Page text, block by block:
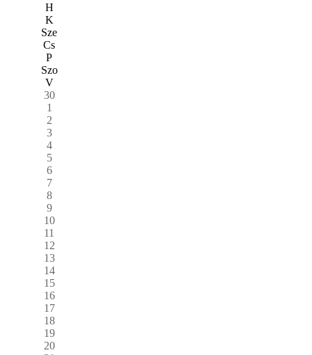
H
K
Sze
Cs
P
Szo
V
30
1
2
3
4
5
6
7
8
9
10
11
12
13
14
15
16
17
18
19
20